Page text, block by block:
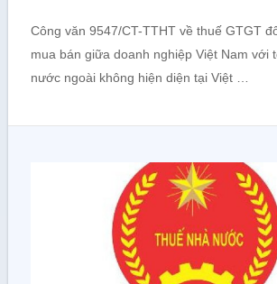
Công văn 9547/CT-TTHT về thuế GTGT
mua bán giữa doanh nghiệp Việt Nam với
nước ngoài không hiện diện tại Việt …